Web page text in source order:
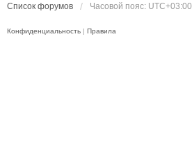
Список форумов Часовой пояс: UTC+03:00
Конфиденциальность | Правила